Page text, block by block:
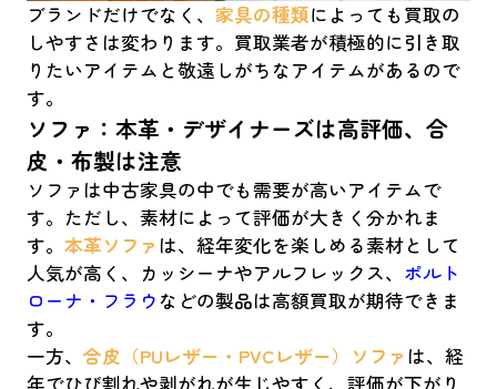
ブランドだけでなく、 家具の種類によっても買取の
しやすさは変わります。買取業者が積極的に引き取
りたいアイテムと敬遠しがちなアイテムがあるので
す。
ソファ：本革・デザイナーズは高評価、合
皮・布製は注意
ソファは中古家具の中でも需要が高いアイテムで
す。ただし、素材によって評価が大きく分かれま
す。 本革ソファ は、経年変化を楽しめる素材として
人気が高く、カッシーナやアルフレックス、 ポルト
ローナ・フラウ などの製品は高額買取が期待できま
す。
一方、合皮（PUレザー・PVCレザー）ソファ は、経